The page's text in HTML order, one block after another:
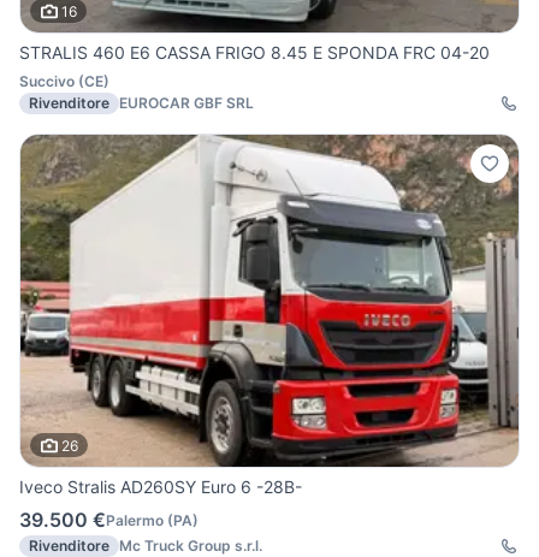
16
STRALIS 460 E6 CASSA FRIGO 8.45 E SPONDA FRC 04-20
Succivo (CE)
Rivenditore EUROCAR GBF SRL
26
Iveco Stralis AD260SY Euro 6 -28B-
39.500 €Palermo (PA)
Rivenditore Mc Truck Group s.r.l.